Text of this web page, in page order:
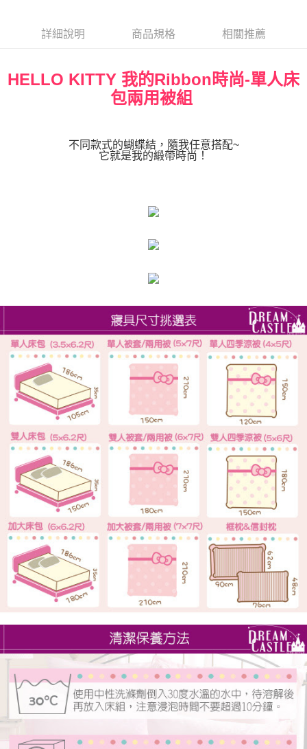
每筆NT$80，滿NT$699(含以上)免運費
詳細說明 商品規格 相關推薦
HELLO KITTY 我的Ribbon時尚-單人床
包兩用被組
不同款式的蝴蝶結，隨我任意搭配~
它就是我的緞帶時尚！